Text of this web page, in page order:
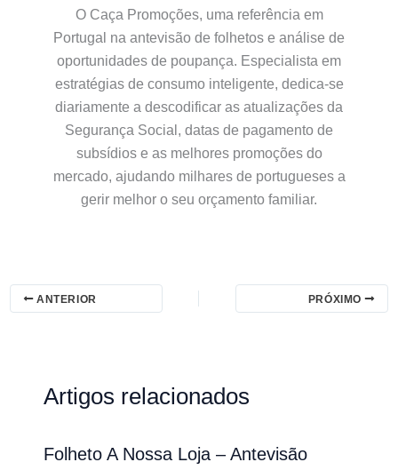
O Caça Promoções, uma referência em
Portugal na antevisão de folhetos e análise de
oportunidades de poupança. Especialista em
estratégias de consumo inteligente, dedica-se
diariamente a descodificar as atualizações da
Segurança Social, datas de pagamento de
subsídios e as melhores promoções do
mercado, ajudando milhares de portugueses a
gerir melhor o seu orçamento familiar.
ANTERIOR PRÓXIMO
Artigos relacionados
Folheto A Nossa Loja – Antevisão